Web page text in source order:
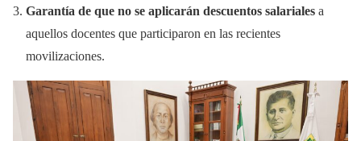
Garantía de que no se aplicarán descuentos salariales a
aquellos docentes que participaron en las recientes
movilizaciones.